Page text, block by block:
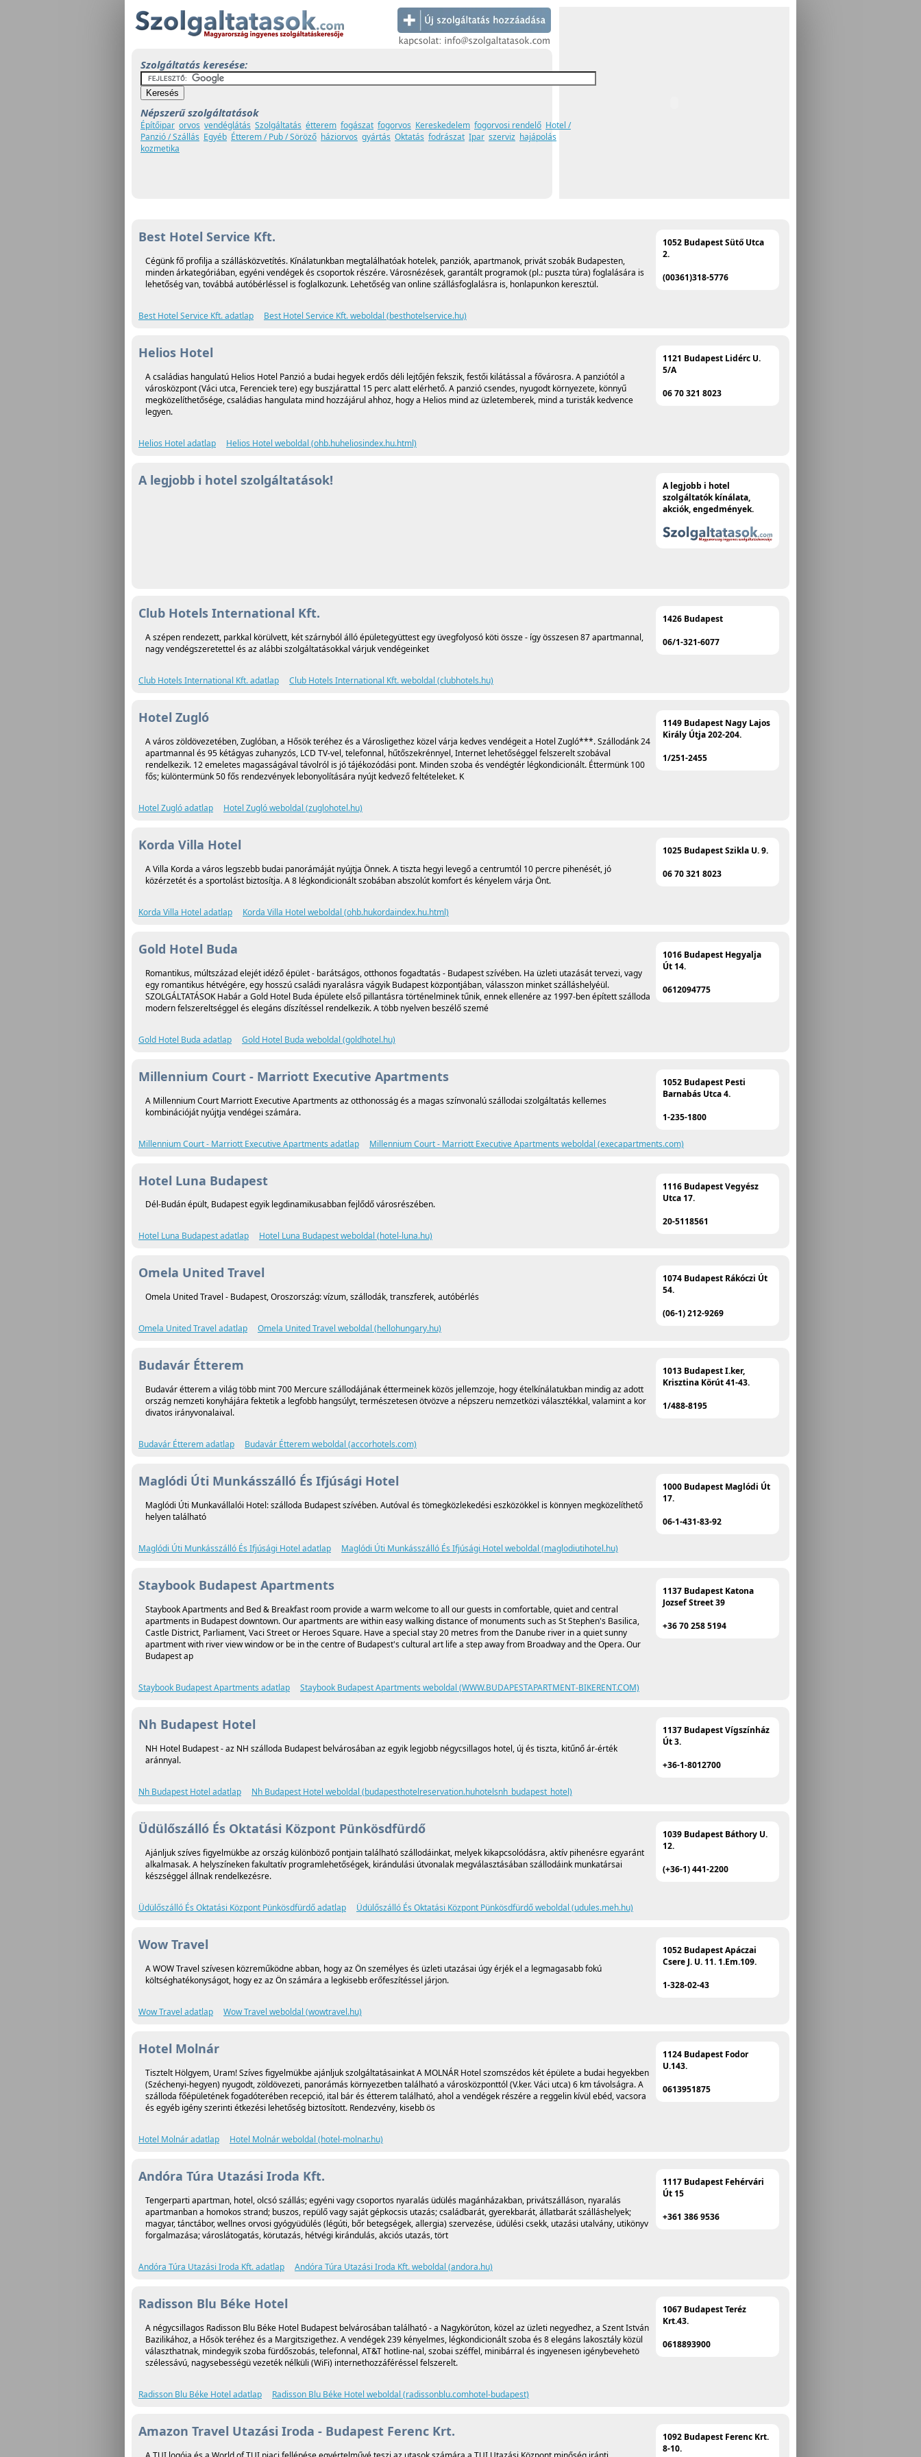
Szolgáltatás keresése:
Népszerű szolgáltatások
Építőipar orvos vendéglátás Szolgáltatás étterem fogászat fogorvos Kereskedelem fogorvosi rendelő Hotel /
Panzió / Szállás Egyéb Étterem / Pub / Söröző háziorvos gyártás Oktatás fodrászat Ipar szerviz hajápolás
kozmetika
1052 Budapest Sütő Utca
2.
(00361)318-5776
Best Hotel Service Kft.
Cégünk fő profilja a szállásközvetítés. Kínálatunkban megtalálhatóak hotelek, panziók, apartmanok, privát szobák Budapesten,
minden árkategóriában, egyéni vendégek és csoportok részére. Városnézések, garantált programok (pl.: puszta túra) foglalására is
lehetőség van, továbbá autóbérléssel is foglalkozunk. Lehetőség van online szállásfoglalásra is, honlapunkon keresztül.
Best Hotel Service Kft. adatlap Best Hotel Service Kft. weboldal (besthotelservice.hu)
1121 Budapest Lidérc U.
5/A
06 70 321 8023
Helios Hotel
A családias hangulatú Helios Hotel Panzió a budai hegyek erdős déli lejtőjén fekszik, festői kilátással a fővárosra. A panziótól a
városközpont (Váci utca, Ferenciek tere) egy buszjárattal 15 perc alatt elérhető. A panzió csendes, nyugodt környezete, könnyű
megközelíthetősége, családias hangulata mind hozzájárul ahhoz, hogy a Helios mind az üzletemberek, mind a turisták kedvence
legyen.
Helios Hotel adatlap Helios Hotel weboldal (ohb.huheliosindex.hu.html)
A legjobb i hotel
szolgáltatók kínálata,
akciók, engedmények.
A legjobb i hotel szolgáltatások!
1426 Budapest
06/1-321-6077
Club Hotels International Kft.
A szépen rendezett, parkkal körülvett, két szárnyból álló épületegyüttest egy üvegfolyosó köti össze - így összesen 87 apartmannal,
nagy vendégszeretettel és az alábbi szolgáltatásokkal várjuk vendégeinket
Club Hotels International Kft. adatlap Club Hotels International Kft. weboldal (clubhotels.hu)
1149 Budapest Nagy Lajos
Király Útja 202-204.
1/251-2455
Hotel Zugló
A város zöldövezetében, Zuglóban, a Hősök teréhez és a Városligethez közel várja kedves vendégeit a Hotel Zugló***. Szállodánk 24
apartmannal és 95 kétágyas zuhanyzós, LCD TV-vel, telefonnal, hűtőszekrénnyel, Internet lehetőséggel felszerelt szobával
rendelkezik. 12 emeletes magasságával távolról is jó tájékozódási pont. Minden szoba és vendégtér légkondicionált. Éttermünk 100
fős; különtermünk 50 fős rendezvények lebonyolítására nyújt kedvező feltételeket. K
Hotel Zugló adatlap Hotel Zugló weboldal (zuglohotel.hu)
1025 Budapest Szikla U. 9.
06 70 321 8023
Korda Villa Hotel
A Villa Korda a város legszebb budai panorámáját nyújtja Önnek. A tiszta hegyi levegő a centrumtól 10 percre pihenését, jó
közérzetét és a sportolást biztosítja. A 8 légkondicionált szobában abszolút komfort és kényelem várja Önt.
Korda Villa Hotel adatlap Korda Villa Hotel weboldal (ohb.hukordaindex.hu.html)
1016 Budapest Hegyalja
Út 14.
0612094775
Gold Hotel Buda
Romantikus, múltszázad elejét idéző épület - barátságos, otthonos fogadtatás - Budapest szívében. Ha üzleti utazását tervezi, vagy
egy romantikus hétvégére, egy hosszú családi nyaralásra vágyik Budapest központjában, válasszon minket szálláshelyéül.
SZOLGÁLTATÁSOK Habár a Gold Hotel Buda épülete első pillantásra történelminek tűnik, ennek ellenére az 1997-ben épített szálloda
modern felszereltséggel és elegáns díszítéssel rendelkezik. A több nyelven beszélő szemé
Gold Hotel Buda adatlap Gold Hotel Buda weboldal (goldhotel.hu)
1052 Budapest Pesti
Barnabás Utca 4.
1-235-1800
Millennium Court - Marriott Executive Apartments
A Millennium Court Marriott Executive Apartments az otthonosság és a magas színvonalú szállodai szolgáltatás kellemes
kombinációját nyújtja vendégei számára.
Millennium Court - Marriott Executive Apartments adatlap Millennium Court - Marriott Executive Apartments weboldal (execapartments.com)
1116 Budapest Vegyész
Utca 17.
20-5118561
Hotel Luna Budapest
Dél-Budán épült, Budapest egyik legdinamikusabban fejlődő városrészében.
Hotel Luna Budapest adatlap Hotel Luna Budapest weboldal (hotel-luna.hu)
1074 Budapest Rákóczi Út
54.
(06-1) 212-9269
Omela United Travel
Omela United Travel - Budapest, Oroszország: vízum, szállodák, transzferek, autóbérlés
Omela United Travel adatlap Omela United Travel weboldal (hellohungary.hu)
1013 Budapest I.ker,
Krisztina Körút 41-43.
1/488-8195
Budavár Étterem
Budavár étterem a világ több mint 700 Mercure szállodájának éttermeinek közös jellemzoje, hogy ételkínálatukban mindig az adott
ország nemzeti konyhájára fektetik a legfobb hangsúlyt, természetesen ötvözve a népszeru nemzetközi választékkal, valamint a kor
divatos irányvonalaival.
Budavár Étterem adatlap Budavár Étterem weboldal (accorhotels.com)
1000 Budapest Maglódi Út
17.
06-1-431-83-92
Maglódi Úti Munkásszálló És Ifjúsági Hotel
Maglódi Úti Munkavállalói Hotel: szálloda Budapest szívében. Autóval és tömegközlekedési eszközökkel is könnyen megközelíthető
helyen található
Maglódi Úti Munkásszálló És Ifjúsági Hotel adatlap Maglódi Úti Munkásszálló És Ifjúsági Hotel weboldal (maglodiutihotel.hu)
1137 Budapest Katona
Jozsef Street 39
+36 70 258 5194
Staybook Budapest Apartments
Staybook Apartments and Bed & Breakfast room provide a warm welcome to all our guests in comfortable, quiet and central
apartments in Budapest downtown. Our apartments are within easy walking distance of monuments such as St Stephen's Basilica,
Castle District, Parliament, Vaci Street or Heroes Square. Have a special stay 20 metres from the Danube river in a quiet sunny
apartment with river view window or be in the centre of Budapest's cultural art life a step away from Broadway and the Opera. Our
Budapest ap
Staybook Budapest Apartments adatlap Staybook Budapest Apartments weboldal (WWW.BUDAPESTAPARTMENT-BIKERENT.COM)
1137 Budapest Vígszínház
Út 3.
+36-1-8012700
Nh Budapest Hotel
NH Hotel Budapest - az NH szálloda Budapest belvárosában az egyik legjobb négycsillagos hotel, új és tiszta, kitűnő ár-érték
aránnyal.
Nh Budapest Hotel adatlap Nh Budapest Hotel weboldal (budapesthotelreservation.huhotelsnh_budapest_hotel)
1039 Budapest Báthory U.
12.
(+36-1) 441-2200
Üdülőszálló És Oktatási Központ Pünkösdfürdő
Ajánljuk szíves figyelmükbe az ország különböző pontjain található szállodáinkat, melyek kikapcsolódásra, aktív pihenésre egyaránt
alkalmasak. A helyszíneken fakultatív programlehetőségek, kirándulási útvonalak megválasztásában szállodáink munkatársai
készséggel állnak rendelkezésre.
Üdülőszálló És Oktatási Központ Pünkösdfürdő adatlap Üdülőszálló És Oktatási Központ Pünkösdfürdő weboldal (udules.meh.hu)
1052 Budapest Apáczai
Csere J. U. 11. 1.Em.109.
1-328-02-43
Wow Travel
A WOW Travel szívesen közreműködne abban, hogy az Ön személyes és üzleti utazásai úgy érjék el a legmagasabb fokú
költséghatékonyságot, hogy ez az Ön számára a legkisebb erőfeszítéssel járjon.
Wow Travel adatlap Wow Travel weboldal (wowtravel.hu)
1124 Budapest Fodor
U.143.
0613951875
Hotel Molnár
Tisztelt Hölgyem, Uram! Szíves figyelmükbe ajánljuk szolgáltatásainkat A MOLNÁR Hotel szomszédos két épülete a budai hegyekben
(Széchenyi-hegyen) nyugodt, zöldövezeti, panorámás környezetben található a városközponttól (V.ker. Váci utca) 6 km távolságra. A
szálloda főépületének fogadóterében recepció, ital bár és étterem található, ahol a vendégek részére a reggelin kívül ebéd, vacsora
és egyéb igény szerinti étkezési lehetőség biztosított. Rendezvény, kisebb ös
Hotel Molnár adatlap Hotel Molnár weboldal (hotel-molnar.hu)
1117 Budapest Fehérvári
Út 15
+361 386 9536
Andóra Túra Utazási Iroda Kft.
Tengerparti apartman, hotel, olcsó szállás; egyéni vagy csoportos nyaralás üdülés magánházakban, privátszálláson, nyaralás
apartmanban a homokos strand; buszos, repülő vagy saját gépkocsis utazás; családbarát, gyerekbarát, állatbarát szálláshelyek;
magyar, tánctábor, wellnes orvosi gyógyüdülés (légúti, bőr betegségek, allergia) szervezése, üdülési csekk, utazási utalvány, utikönyv
forgalmazása; városlátogatás, körutazás, hétvégi kirándulás, akciós utazás, tört
Andóra Túra Utazási Iroda Kft. adatlap Andóra Túra Utazási Iroda Kft. weboldal (andora.hu)
1067 Budapest Teréz
Krt.43.
0618893900
Radisson Blu Béke Hotel
A négycsillagos Radisson Blu Béke Hotel Budapest belvárosában található - a Nagykörúton, közel az üzleti negyedhez, a Szent István
Bazilikához, a Hősök teréhez és a Margitszigethez. A vendégek 239 kényelmes, légkondicionált szoba és 8 elegáns lakosztály közül
választhatnak, mindegyik szoba fürdőszobás, telefonnal, AT&T hotline-nal, szobai széffel, minibárral és ingyenesen igénybevehetö
szélessávú, nagysebességü vezeték nélküli (WiFi) internethozzáféréssel felszerelt.
Radisson Blu Béke Hotel adatlap Radisson Blu Béke Hotel weboldal (radissonblu.comhotel-budapest)
1092 Budapest Ferenc Krt.
8-10.
Amazon Travel Utazási Iroda - Budapest Ferenc Krt.